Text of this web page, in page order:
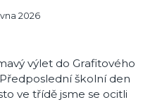
2026
výlet do Grafitového
školní den
ve třídě jsme se ocitli